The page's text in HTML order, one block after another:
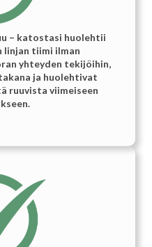
– katostasi huolehtii
linjan tiimi ilman
yhteyden tekijöihin,
ja huolehtivat
ruuvista viimeiseen